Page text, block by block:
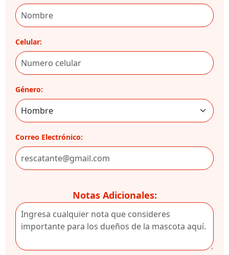
Celular:
Género:
Correo Electrónico:
Notas Adicionales: